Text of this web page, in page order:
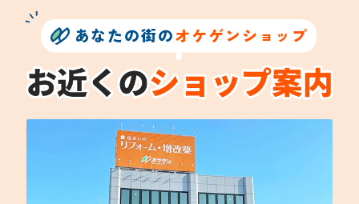
あなたの街のオケゲンショップ